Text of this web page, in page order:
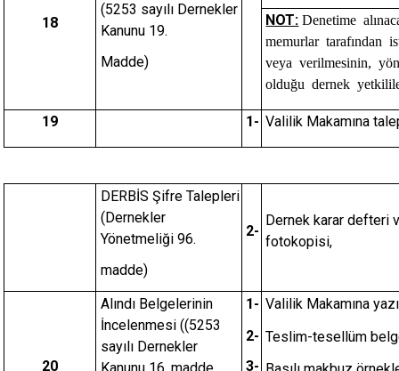
18
(5253 sayılı Dernekler
Kanunu 19.
Madde)
NOT: Denetime
memurlar tarafından
veya verilmesinin,
olduğu dernek
19 1- Valilik Makamına
DERBİS Şifre Talepleri
(Dernekler
Yönetmeliği 96.
madde)
2-
Dernek karar defteri
fotokopisi,
20
Alındı Belgelerinin
İncelenmesi ((5253
sayılı Dernekler
1-
2-
3-
Valilik Makamına
Teslim-tesellüm